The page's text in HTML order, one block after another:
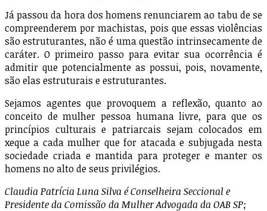
Já passou da hora dos homens renunciarem ao tabu de se
compreenderem por machistas, pois que essas violências
são estruturantes, não é uma questão intrinsecamente de
caráter. O primeiro passo para evitar sua ocorrência é
admitir que potencialmente as possui, pois, novamente,
são elas estruturais e estruturantes.
Sejamos agentes que provoquem a reflexão, quanto ao
conceito de mulher pessoa humana livre, para que os
princípios culturais e patriarcais sejam colocados em
xeque a cada mulher que for atacada e subjugada nesta
sociedade criada e mantida para proteger e manter os
homens no alto de seus privilégios.
Claudia Patrícia Luna Silva é Conselheira Seccional e
Presidente da Comissão da Mulher Advogada da OAB SP;